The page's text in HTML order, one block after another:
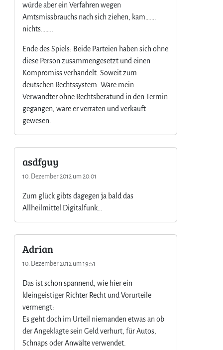
würde aber ein Verfahren wegen
Amtsmissbrauchs nach sich ziehen, kam…….
nichts……..
Ende des Spiels: Beide Parteien haben sich ohne
diese Person zusammengesetzt und einen
Kompromiss verhandelt. Soweit zum
deutschen Rechtssystem. Wäre mein
Verwandter ohne Rechtsberatund in den Termin
gegangen, wäre er verraten und verkauft
gewesen.
asdfguy
10. Dezember 2012 um 20:01
Zum glück gibts dagegen ja bald das
Allheilmittel Digitalfunk…
Adrian
10. Dezember 2012 um 19:51
Das ist schon spannend, wie hier ein
kleingeistiger Richter Recht und Vorurteile
vermengt:
Es geht doch im Urteil niemanden etwas an ob
der Angeklagte sein Geld verhurt, für Autos,
Schnaps oder Anwälte verwendet.